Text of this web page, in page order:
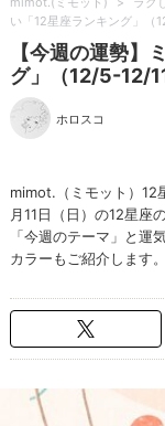
い「12星座ランキング」（
【今週の運勢】
グ」（12/5-12/11
ホロスコ
mimot.（ミモット）12
月11日（日）の12星座
「今週のテーマ」と運
カラーもご紹介します。